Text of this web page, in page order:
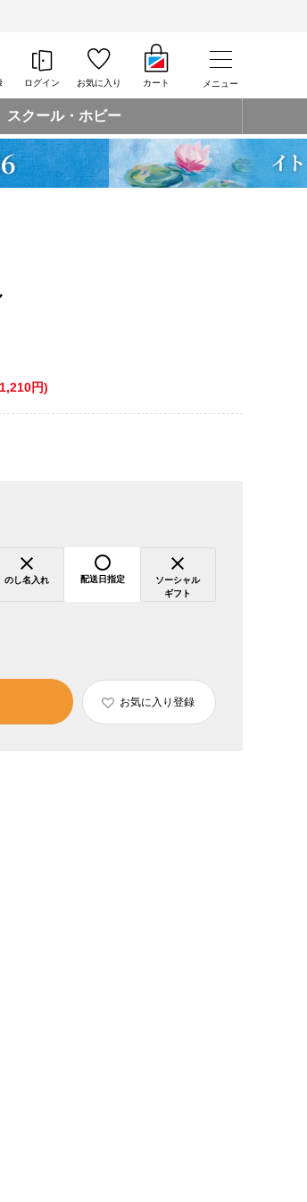
ログイン お気に入り カート メニュー
スクール・ホビー
円)
のし名入れ 配送日指定
ソーシャル
ギフト
お気に入り登録